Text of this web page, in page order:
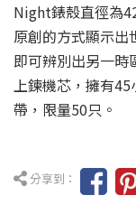
Night錶殼直徑為
原創的方式顯示出
即可辨別出另一時
上鍊機芯，擁有
帶，限量50只。
分享到：